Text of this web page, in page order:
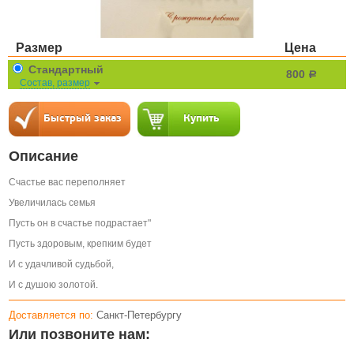
Размер Цена
Стандартный
Состав, размер
800 a
Описание
Счастье вас переполняет
Увеличилась семья
Пусть он в счастье подрастает"
Пусть здоровым, крепким будет
И с удачливой судьбой,
И с душою золотой.
Доставляется по: Санкт-Петербургу
Или позвоните нам: